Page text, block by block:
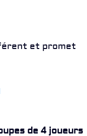
et promet
de 4 joueurs